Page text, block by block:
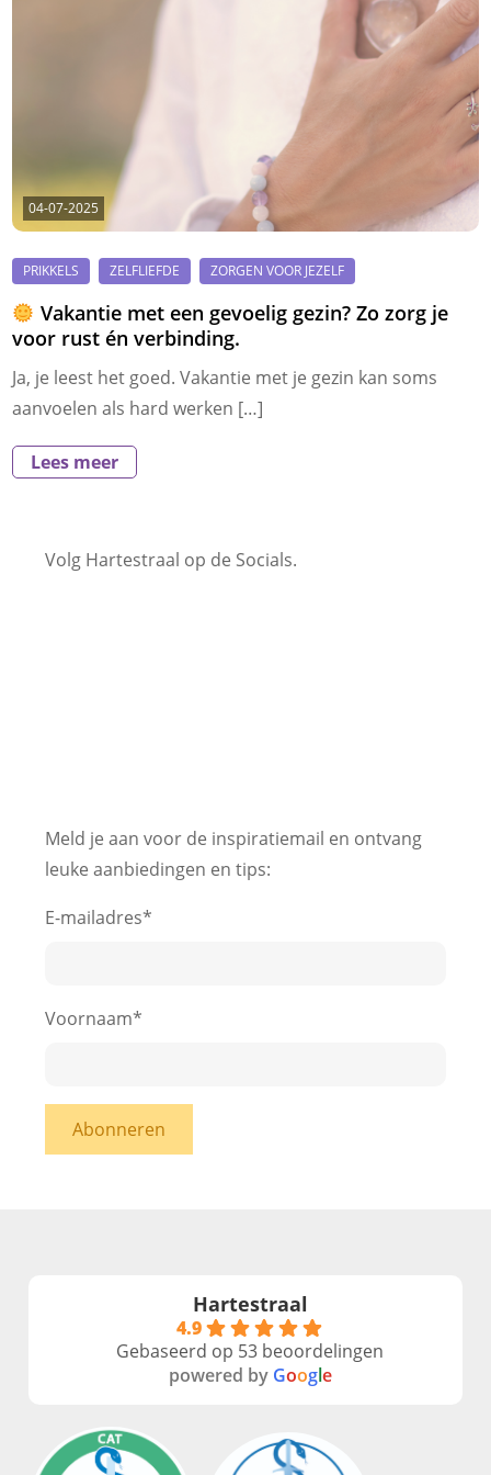
04-07-2025
Vakantie met een gevoelig gezin? Zo zorg je
voor rust én verbinding.
Ja, je leest het goed. Vakantie met je gezin kan soms
aanvoelen als hard werken […]
Lees meer
Volg Hartestraal op de Socials.
Meld je aan voor de inspiratiemail en ontvang
leuke aanbiedingen en tips:
E-mailadres*
Voornaam*
Abonneren
Hartestraal
4.9
Gebaseerd op 53 beoordelingen
powered by Google